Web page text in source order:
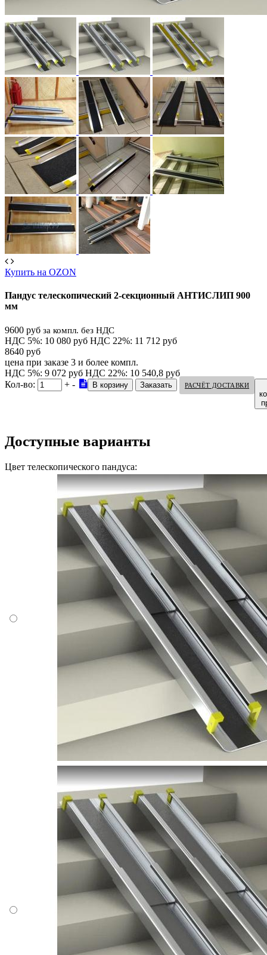
Купить на OZON
Пандус телескопический 2-секционный АНТИСЛИП 900
мм
9600 руб за компл. без НДС
НДС 5%: 10 080 руб НДС 22%: 11 712 руб
8640 руб
цена при заказе 3 и более компл.
НДС 5%: 9 072 руб НДС 22%: 10 540,8 руб
Кол-во:
+ - РАСЧЁТ ДОСТАВКИ
Доступные варианты
Цвет телескопического пандуса: